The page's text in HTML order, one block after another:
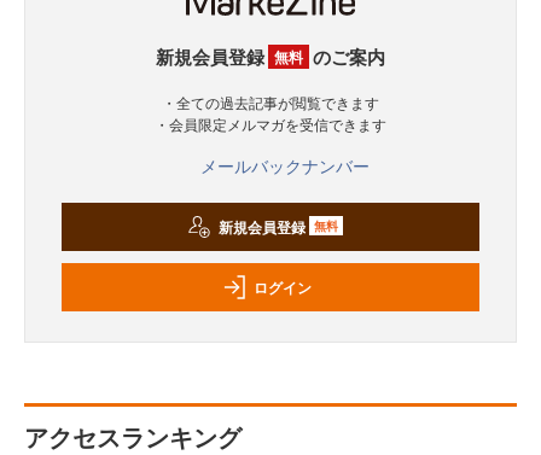
新規会員登録 無料 のご案内
・全ての過去記事が閲覧できます
・会員限定メルマガを受信できます
メールバックナンバー
新規会員登録 無料
ログイン
アクセスランキング